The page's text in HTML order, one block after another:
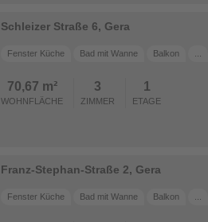
Schleizer Straße 6, Gera
Fenster Küche Bad mit Wanne Balkon
70,67 m²
WOHNFLÄCHE
3
ZIMMER
1
ETAGE
Franz-Stephan-Straße 2, Gera
Fenster Küche Bad mit Wanne Balkon